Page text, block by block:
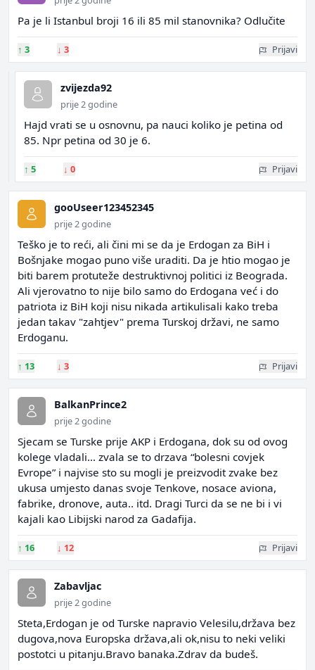
Pa je li Istanbul broji 16 ili 85 mil stanovnika? Odlučite
↑ 3 ↓ 3 Prijavi
zvijezda92
prije 2 godine
Hajd vrati se u osnovnu, pa nauci koliko je petina od
85. Npr petina od 30 je 6.
↑ 5 ↓ 0 Prijavi
gooUseer123452345
prije 2 godine
Teško je to reći, ali čini mi se da je Erdogan za BiH i
Bošnjake mogao puno više uraditi. Da je htio mogao je
biti barem protuteže destruktivnoj politici iz Beograda.
Ali vjerovatno to nije bilo samo do Erdogana već i do
patriota iz BiH koji nisu nikada artikulisali kako treba
jedan takav "zahtjev" prema Turskoj državi, ne samo
Erdoganu.
↑ 13 ↓ 3 Prijavi
BalkanPrince2
prije 2 godine
Sjecam se Turske prije AKP i Erdogana, dok su od ovog
kolege vladali… zvala se to drzava “bolesni covjek
Evrope” i najvise sto su mogli je preizvodit zvake bez
ukusa umjesto danas svoje Tenkove, nosace aviona,
fabrike, dronove, auta.. itd. Dragi Turci da se ne bi i vi
kajali kao Libijski narod za Gadafija.
↑ 16 ↓ 12 Prijavi
Zabavljac
prije 2 godine
Steta,Erdogan je od Turske napravio Velesilu,država bez
dugova,nova Europska država,ali ok,nisu to neki veliki
postotci u pitanju.Bravo banaka.Zdrav da budeš.